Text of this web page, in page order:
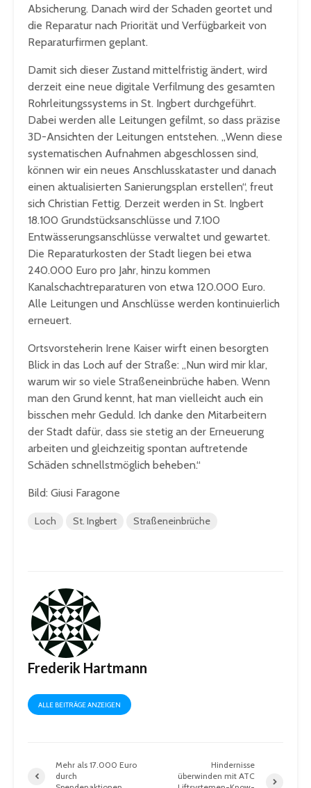
Absicherung. Danach wird der Schaden geortet und
die Reparatur nach Priorität und Verfügbarkeit von
Reparaturfirmen geplant.
Damit sich dieser Zustand mittelfristig ändert, wird
derzeit eine neue digitale Verfilmung des gesamten
Rohrleitungssystems in St. Ingbert durchgeführt.
Dabei werden alle Leitungen gefilmt, so dass präzise
3D-Ansichten der Leitungen entstehen. „Wenn diese
systematischen Aufnahmen abgeschlossen sind,
können wir ein neues Anschlusskataster und danach
einen aktualisierten Sanierungsplan erstellen“, freut
sich Christian Fettig. Derzeit werden in St. Ingbert
18.100 Grundstücksanschlüsse und 7.100
Entwässerungsanschlüsse verwaltet und gewartet.
Die Reparaturkosten der Stadt liegen bei etwa
240.000 Euro pro Jahr, hinzu kommen
Kanalschachtreparaturen von etwa 120.000 Euro.
Alle Leitungen und Anschlüsse werden kontinuierlich
erneuert.
Ortsvorsteherin Irene Kaiser wirft einen besorgten
Blick in das Loch auf der Straße: „Nun wird mir klar,
warum wir so viele Straßeneinbrüche haben. Wenn
man den Grund kennt, hat man vielleicht auch ein
bisschen mehr Geduld. Ich danke den Mitarbeitern
der Stadt dafür, dass sie stetig an der Erneuerung
arbeiten und gleichzeitig spontan auftretende
Schäden schnellstmöglich beheben.“
Bild: Giusi Faragone
Loch St. Ingbert Straßeneinbrüche
Frederik Hartmann
ALLE BEITRÄGE ANZEIGEN
Mehr als 17.000 Euro
durch
Hindernisse
überwinden mit ATC